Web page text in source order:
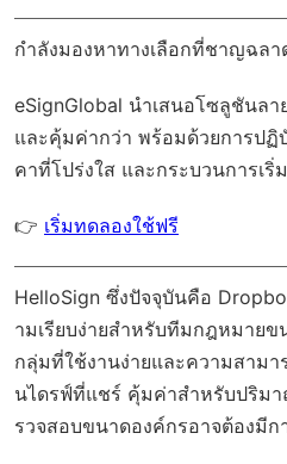
กำลังมองหาทางเลือกที่ชาญฉล
eSignGlobal นำเสนอโซลูชันลา
และคุ้มค่ากว่า พร้อมด้วยการปฏิ
คาที่โปร่งใส และกระบวนการเริ่
👉 เริ่มทดลองใช้ฟรี
HelloSign ซึ่งปัจจุบันคือ
ามเรียบง่ายสำหรับทีมกฎหมายข
กลุ่มที่ใช้งานง่ายและความสาม
นไดรฟ์ที่แชร์ คุ้มค่าสำหรับปริม
รวจสอบขนาดองค์กรอาจต้องมีก